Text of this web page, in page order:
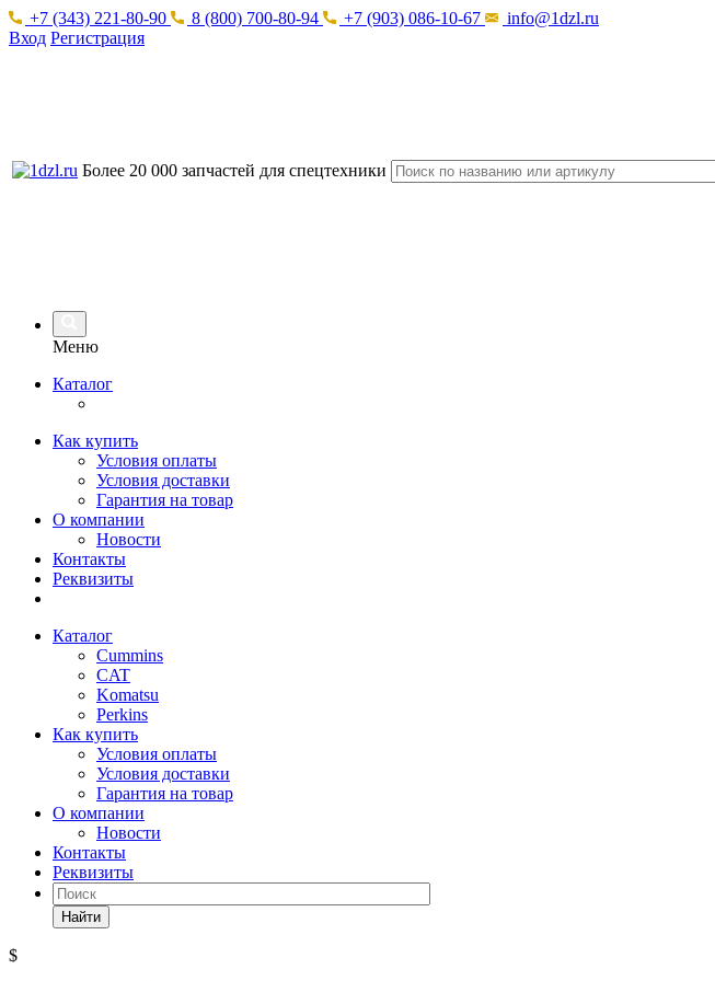
+7 (343) 221-80-90 8 (800) 700-80-94 +7 (903) 086-10-67
info@1dzl.ru
Вход Регистрация
Более 20 000 запчастей для спецтехники
Меню
Каталог
Как купить
Условия оплаты
Условия доставки
Гарантия на товар
О компании
Новости
Контакты
Реквизиты
Каталог
Cummins
CAT
Komatsu
Perkins
Как купить
Условия оплаты
Условия доставки
Гарантия на товар
О компании
Новости
Контакты
Реквизиты
Найти
$